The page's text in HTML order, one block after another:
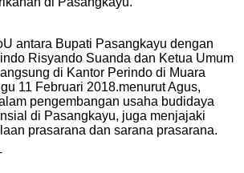
antara Bupati Pasangkayu dengan
Risyando Suanda dan Ketua Umum
di Kantor Perindo di Muara
11 Februari 2018.menurut Agus,
pengembangan usaha budidaya
di Pasangkayu, juga menjajaki
prasarana dan sarana prasarana.